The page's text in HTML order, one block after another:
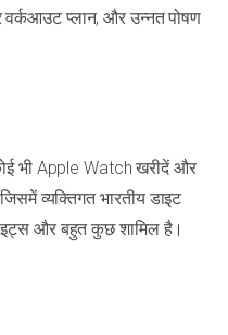
वर्कआउट प्लान, और उन्नत पोषण
भी Apple Watch खरीदें और
व्यक्तिगत भारतीय डाइट
और बहुत कुछ शामिल है।